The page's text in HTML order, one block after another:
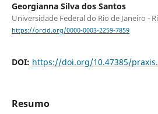
Georgianna Silva dos Santos
Universidade Federal do Rio de Janeiro -
https://orcid.org/0000-0003-2259-7859
DOI: https://doi.org/10.47385/
Resumo